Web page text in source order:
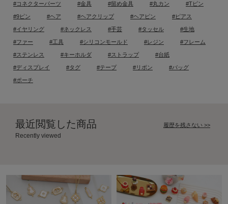
#コネクターパーツ #金具 #留め金具 #丸カン #Tピン
#9ピン #ヘア #ヘアクリップ #ヘアピン #ピアス
#イヤリング #ネックレス #手芸 #タッセル #生地
#ファー #工具 #シリコンモールド #レジン #フレーム
#ステンレス #キーホルダ #ストラップ #台紙
#ディスプレイ #タグ #テープ #リボン #バッグ
#ポーチ
最近閲覧した商品
Recently viewed
履歴を残さない >>